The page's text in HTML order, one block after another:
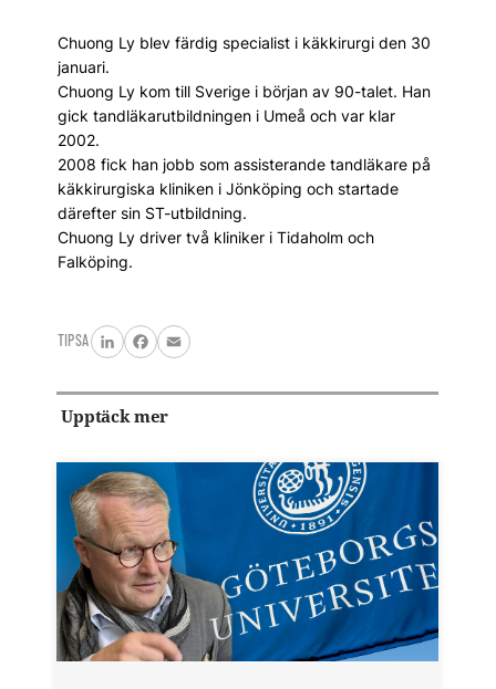
Chuong Ly blev färdig specialist i käkkirurgi den 30
januari.
Chuong Ly kom till Sverige i början av 90-talet. Han
gick tandläkarutbildningen i Umeå och var klar
2002.
2008 fick han jobb som assisterande tandläkare på
käkkirurgiska kliniken i Jönköping och startade
därefter sin ST-utbildning.
Chuong Ly driver två kliniker i Tidaholm och
Falköping.
TIPSA
LinkedInFacebook
Email
Upptäck mer